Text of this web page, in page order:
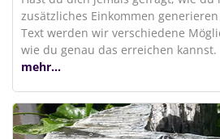
zusätzliches Einkommen
Text werden wir verschiedene
wie du genau das erreichen
mehr...